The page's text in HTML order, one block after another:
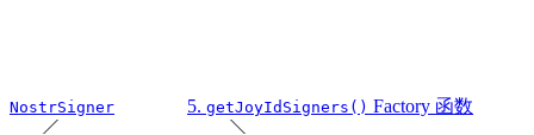
NostrSigner 5. getJoyIdSigners() Factory 函数